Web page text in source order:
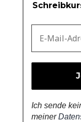
Ich sende
meiner